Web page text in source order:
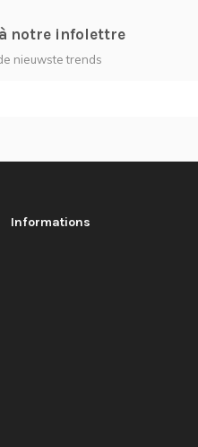
notre infolettre
nieuwste trends
Informations